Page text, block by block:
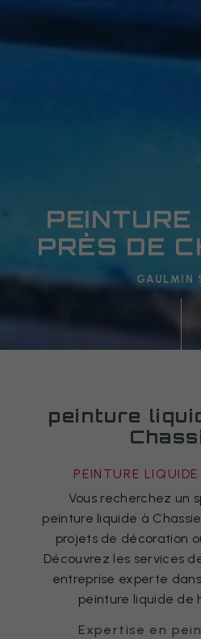
PEINTURE
PRÈS DE
GAULMIN
peinture
PEINTURE
Vous recherchez un
peinture liquide à
projets de décoration
Découvrez les services
entreprise experte
peinture liquide de
Expertise en